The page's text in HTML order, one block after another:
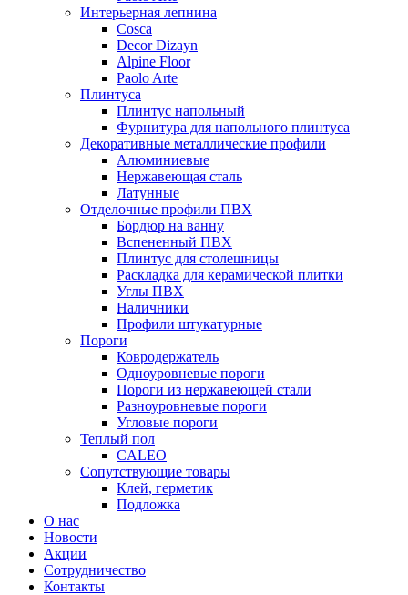
Интерьерная лепнина
Cosca
Decor Dizayn
Alpine Floor
Paolo Arte
Плинтуса
Плинтус напольный
Фурнитура для напольного плинтуса
Декоративные металлические профили
Алюминиевые
Нержавеющая сталь
Латунные
Отделочные профили ПВХ
Бордюр на ванну
Вспененный ПВХ
Плинтус для столешницы
Раскладка для керамической плитки
Углы ПВХ
Наличники
Профили штукатурные
Пороги
Ковродержатель
Одноуровневые пороги
Пороги из нержавеющей стали
Разноуровневые пороги
Угловые пороги
Теплый пол
CALEO
Сопутствующие товары
Клей, герметик
Подложка
О нас
Новости
Акции
Сотрудничество
Контакты